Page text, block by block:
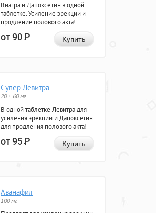
Виагра и Дапоксетин в одной
таблетке. Усиление эрекции и
продление полового акта!
от 90Р Купить
Супер Левитра
20 + 60 мг
В одной таблетке Левитра для
усиления эрекции и Дапоксетин
для продления полового акта!
от 95Р Купить
Аванафил
100 мг